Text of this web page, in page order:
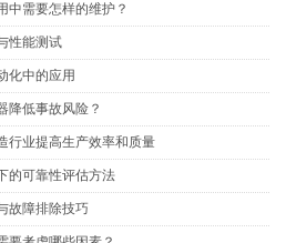
中需要怎样的维护？
性能测试
化中的应用
降低事故风险？
行业提高生产效率和质量
的可靠性评估方法
故障排除技巧